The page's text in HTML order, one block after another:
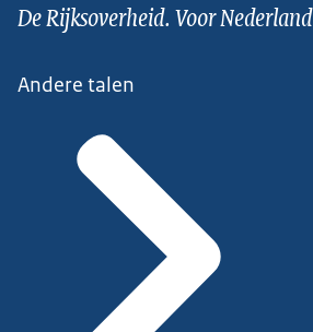
De Rijksoverheid. Voor Nederland
Andere talen